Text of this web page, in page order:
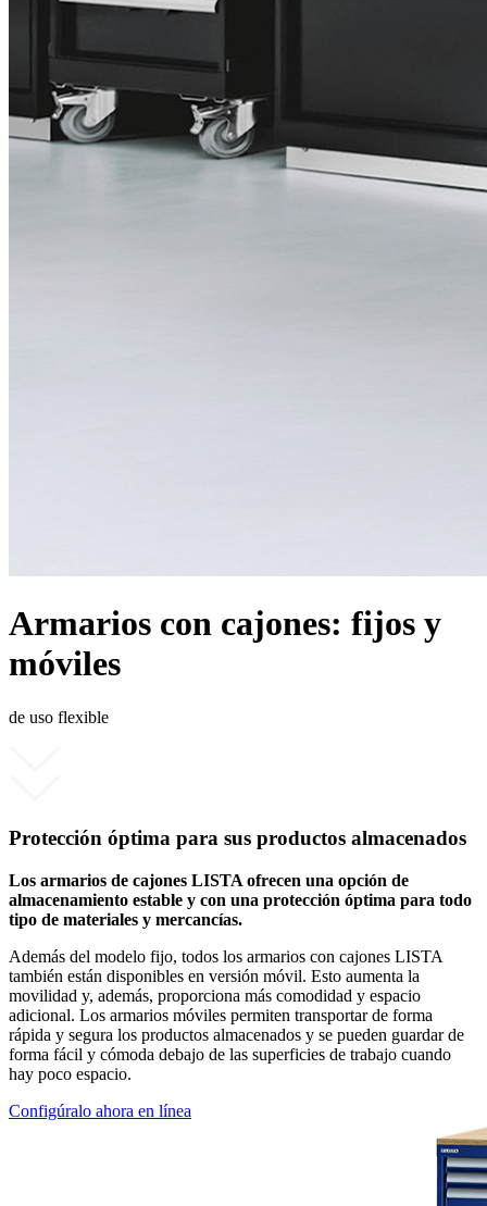
Armarios con cajones: fijos y
móviles
de uso flexible
Protección óptima para sus productos almacenados
Los armarios de cajones LISTA ofrecen una opción de
almacenamiento estable y con una protección óptima para todo
tipo de materiales y mercancías.
Además del modelo fijo, todos los armarios con cajones LISTA
también están disponibles en versión móvil. Esto aumenta la
movilidad y, además, proporciona más comodidad y espacio
adicional. Los armarios móviles permiten transportar de forma
rápida y segura los productos almacenados y se pueden guardar de
forma fácil y cómoda debajo de las superficies de trabajo cuando
hay poco espacio.
Configúralo ahora en línea